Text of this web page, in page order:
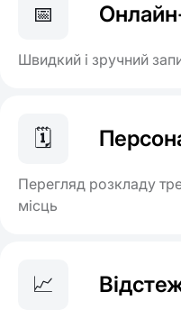
📅
Швидкий і зручний
🗓️
Перегляд розкладу
місць
📈